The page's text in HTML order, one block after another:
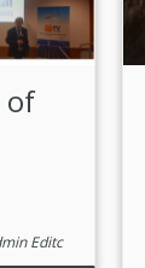
of
Editc